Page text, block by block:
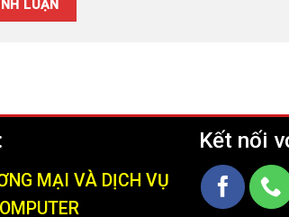
MẠI VÀ DỊCH VỤ
Kết nối